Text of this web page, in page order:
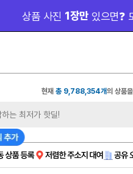
상품 사진 1장만 있으면❓ 모델컷
현재총 9,788,354개의 상품